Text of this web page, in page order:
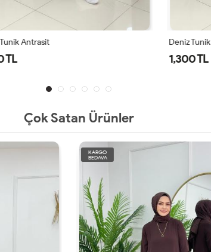
Çok Satan Ürünler
KARGO
BEDAVA